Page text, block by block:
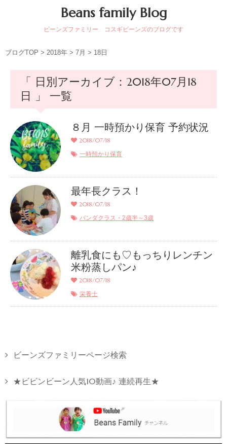
Beans family Blog
ビーンズファミリー コスギビーンズのブログです
ブログTOP > 2018年 > 7月 > 18日
「 日別アーカイブ：2018年07月18
日 」 一覧
８月 一時預かり保育 予約状況
2018/07/18
一時預かり保育
最年長クラス！
2018/07/18
パンダクラス・2歳半～3歳
離乳食にも♡もっちりレンチン
米粉蒸しパン♪
2018/07/18
栄養士
ビーンズファミリーページ検索
★ビビンビーン人気10動画♪ 連続再生★